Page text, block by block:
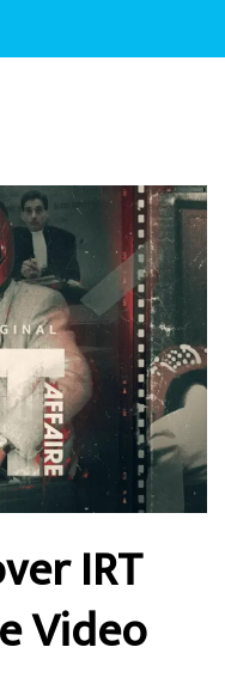
IRT
Video